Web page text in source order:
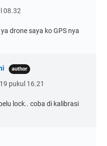
08.32
drone saya ko GPS nya
pukul 16.21
lock.. coba di kalibrasi